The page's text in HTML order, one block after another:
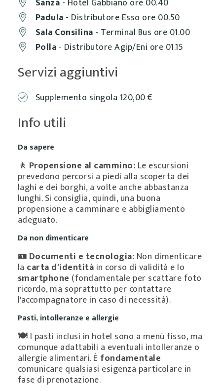
Sanza - Hotel Gabbiano ore 00.40
Padula - Distributore Esso ore 00.50
Sala Consilina - Terminal Bus ore 01.00
Polla - Distributore Agip/Eni ore 01.15
Servizi aggiuntivi
Supplemento singola 120,00 €
Info utili
Da sapere
🚶 Propensione al cammino: Le escursioni
prevedono percorsi a piedi alla scoperta dei
laghi e dei borghi, a volte anche abbastanza
lunghi. Si consiglia, quindi, una buona
propensione a camminare e abbigliamento
adeguato.
Da non dimenticare
🪪 Documenti e tecnologia: Non dimenticare
la carta d'identità in corso di validità e lo
smartphone (fondamentale per scattare foto
ricordo, ma soprattutto per contattare
l'accompagnatore in caso di necessità).
Pasti, intolleranze e allergie
🍽️ I pasti inclusi in hotel sono a menù fisso, ma
comunque adattabili a eventuali intolleranze o
allergie alimentari. È fondamentale
comunicare qualsiasi esigenza particolare in
fase di prenotazione.